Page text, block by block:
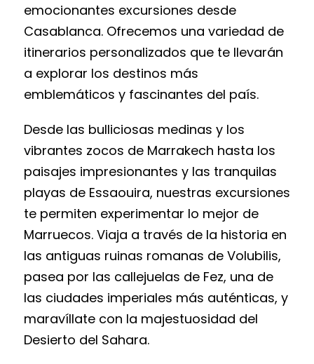
emocionantes excursiones desde
Casablanca. Ofrecemos una variedad de
itinerarios personalizados que te llevarán
a explorar los destinos más
emblemáticos y fascinantes del país.
Desde las bulliciosas medinas y los
vibrantes zocos de Marrakech hasta los
paisajes impresionantes y las tranquilas
playas de Essaouira, nuestras excursiones
te permiten experimentar lo mejor de
Marruecos. Viaja a través de la historia en
las antiguas ruinas romanas de Volubilis,
pasea por las callejuelas de Fez, una de
las ciudades imperiales más auténticas, y
maravíllate con la majestuosidad del
Desierto del Sahara.